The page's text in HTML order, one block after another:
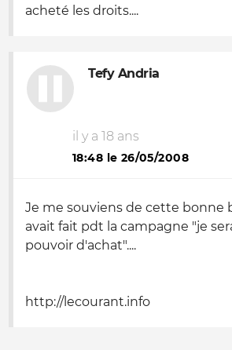
acheté les droits....
Tefy Andria
il y a 18 ans
18:48 le 26/05/2008
Je me souviens de cette bonne
avait fait pdt la campagne "je
pouvoir d'achat"....
http://lecourant.info